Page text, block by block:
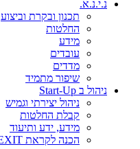
נ.י.נ.א.
תכנון ובקרת וביצוע
החלטות
מידע
עובדים
מדדים
שיפור מתמיד
ניהול ב Start-Up
ניהול יצירתי וגמיש
קבלת החלטות
מידע, ידע ותיעוד
הכנה לקראת EXIT